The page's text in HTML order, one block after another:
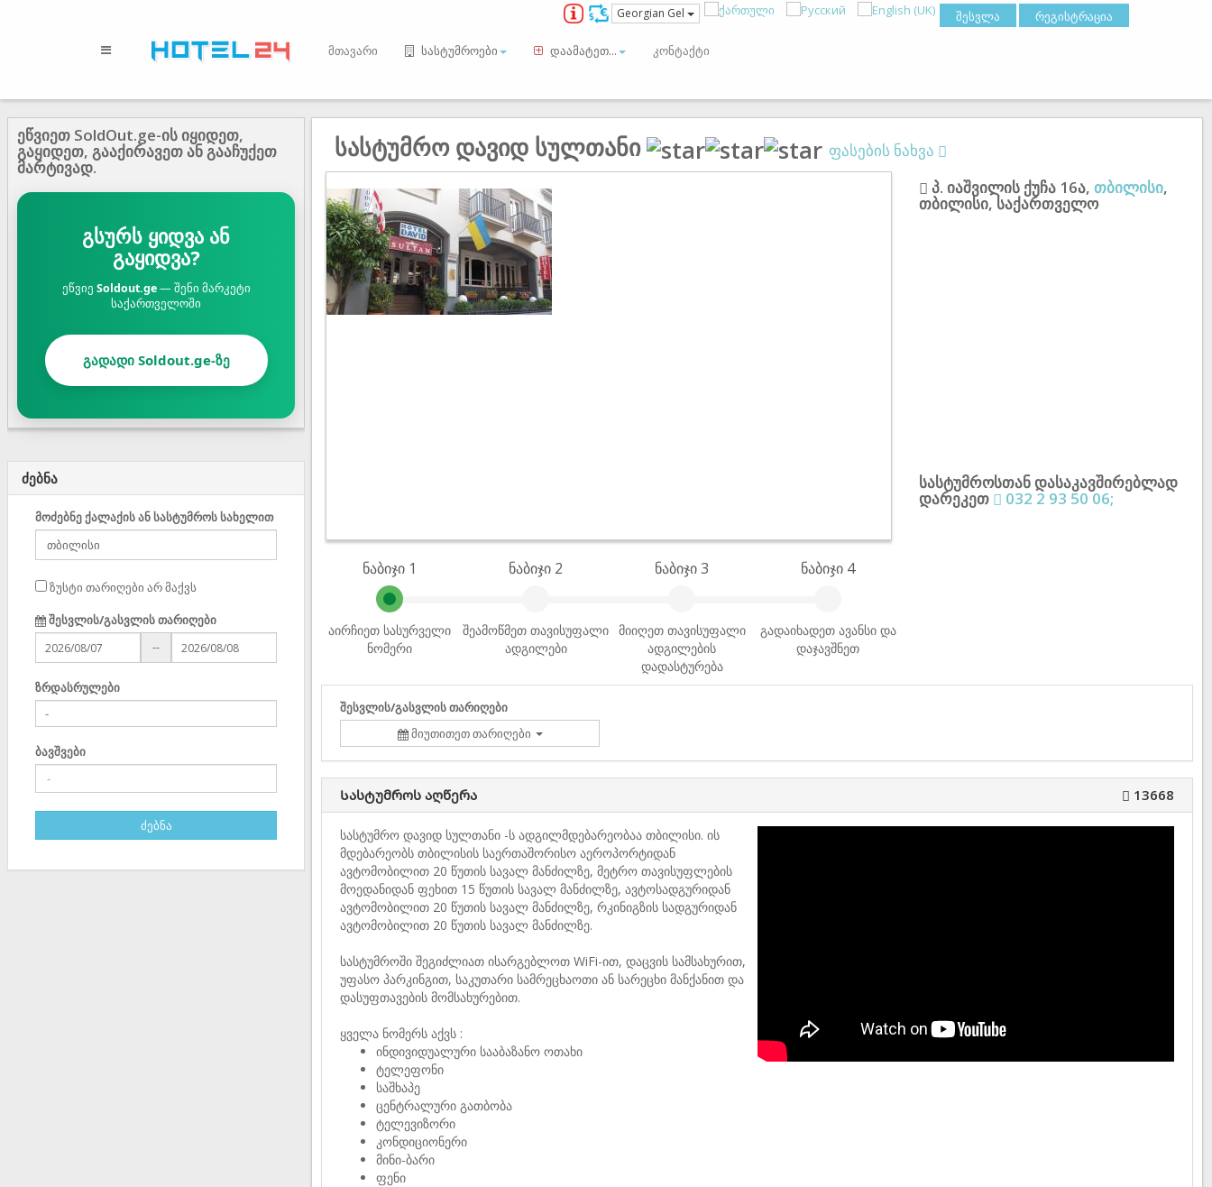
შესვლა რეგისტრაცია
Georgian Gel
მთავარი სასტუმროები დაამატეთ... კონტაქტი
ეწვიეთ SoldOut.ge-ის იყიდეთ,
გაყიდეთ, გააქირავეთ ან გააჩუქეთ
მარტივად.
გსურს ყიდვა ან
გაყიდვა?
ეწვიე Soldout.ge— შენი მარკეტი
საქართველოში
გადადი Soldout.ge-ზე
ძებნა
მოძებნე ქალაქის ან სასტუმროს სახელით
ზუსტი თარიღები არ მაქვს
შესვლის/გასვლის თარიღები
--
ზრდასრულები
ბავშვები
სასტუმრო დავიდ სულთანი
ფასების ნახვა
პ. იაშვილის ქუჩა 16ა, თბილისი,
თბილისი, საქართველო
სასტუმროსთან დასაკავშირებლად
დარეკეთ 032 2 93 50 06;
ნაბიჯი 1
აირჩიეთ სასურველი
ნომერი
ნაბიჯი 2
შეამოწმეთ თავისუფალი
ადგილები
ნაბიჯი 3
მიიღეთ თავისუფალი
ადგილების
დადასტურება
ნაბიჯი 4
გადაიხადეთ ავანსი და
დაჯავშნეთ
შესვლის/გასვლის თარიღები
მიუთითეთ თარიღები
Სასტუმროს აღწერა 13668
სასტუმრო დავიდ სულთანი -ს ადგილმდებარეობაა თბილისი. ის
მდებარეობს თბილისის საერთაშორისო აეროპორტიდან
ავტომობილით 20 წუთის სავალ მანძილზე, მეტრო თავისუფლების
მოედანიდან ფეხით 15 წუთის სავალ მანძილზე, ავტოსადგურიდან
ავტომობილით 20 წუთის სავალ მანძილზე, რკინიგზის სადგურიდან
ავტომობილით 20 წუთის სავალ მანძილზე.
სასტუმროში შეგიძლიათ ისარგებლოთ WiFi-ით, დაცვის სამსახურით,
უფასო პარკინგით, საკუთარი სამრეცხაოთი ან სარეცხი მანქანით და
დასუფთავების მომსახურებით.
ყველა ნომერს აქვს :
ინდივიდუალური სააბაზანო ოთახი
ტელეფონი
საშხაპე
ცენტრალური გათბობა
ტელევიზორი
კონდიციონერი
მინი-ბარი
ფენი